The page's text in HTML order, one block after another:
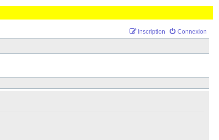
Connexion
Inscription